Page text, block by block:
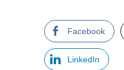
Facebook
LinkedIn